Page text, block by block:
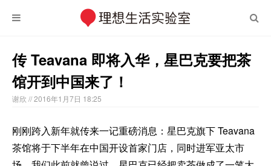
传 Teavana 即将入华，星巴克要把茶
馆开到中国来了！
谢欣 // 2016年1月7日 18:25
刚刚跨入新年就传来一记重磅消息：星巴克旗下 Teavana
茶馆将于下半年在中国开设首家门店，同时进军亚太市